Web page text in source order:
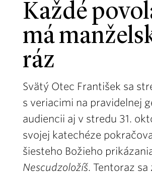
Každé
má
ráz
Svätý Otec František sa
s veriacimi na pravidelnej
audiencii aj v stredu 31.
svojej katechéze
šiesteho Božieho
Nescudzoložíš. Tentoraz sa